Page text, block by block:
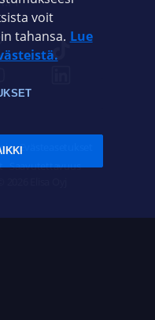
Evästeasetukset
Saavutettavuus
voit
tahansa. Lue